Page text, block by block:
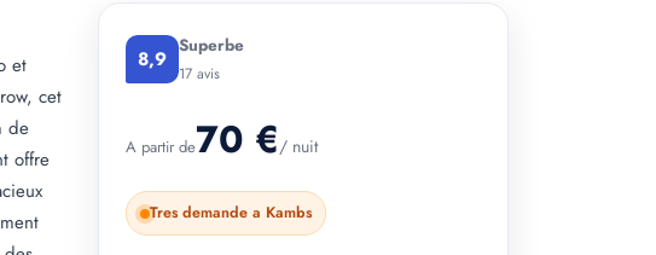
et
cet
de
offre
8,9 Superbe
17 avis
A partir de70 €/ nuit
Tres demande a Kambs